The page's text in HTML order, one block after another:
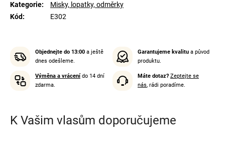
Kategorie:
Misky, lopatky, odměrky
Kód: E302
Objednejte do 13:00 a ještě
dnes odešleme.
Garantujeme kvalitu a původ
produktu.
Výměna a vrácenído 14 dní
zdarma.
Máte dotaz? Zeptejte se
nás, rádi poradíme.
K Vašim vlasům doporučujeme